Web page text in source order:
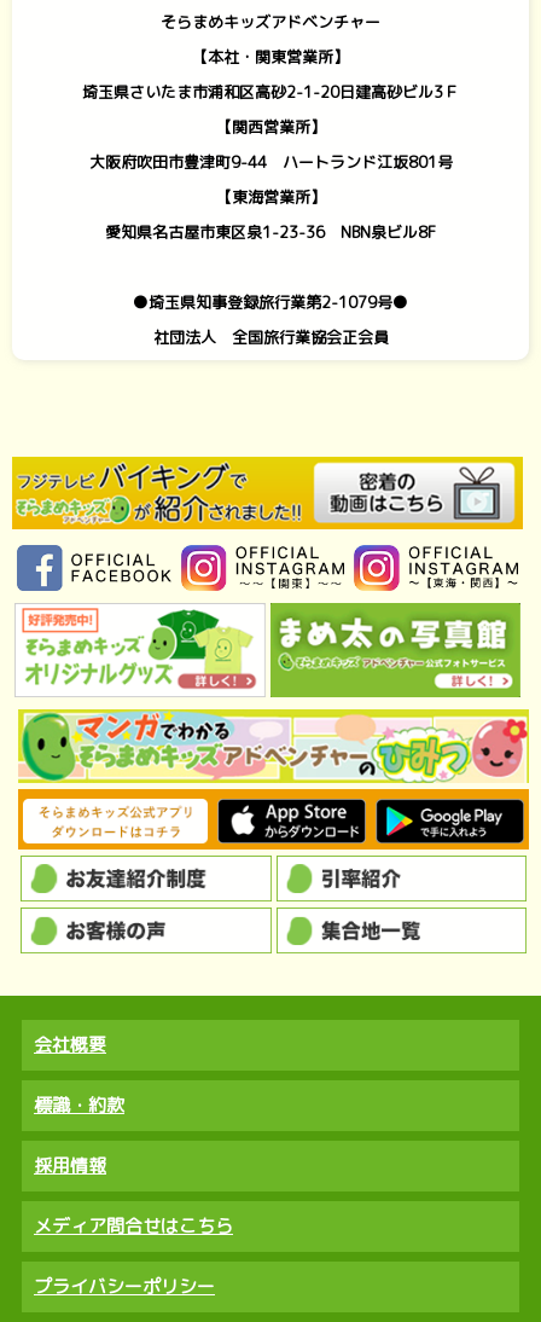
そらまめキッズアドベンチャー
【本社・関東営業所】
埼玉県さいたま市浦和区高砂2-1-20日建高砂ビル3Ｆ
【関西営業所】
大阪府吹田市豊津町9-44 ハートランド江坂801号
【東海営業所】
愛知県名古屋市東区泉1-23-36 NBN泉ビル8F
●埼玉県知事登録旅行業第2-1079号●
社団法人 全国旅行業協会正会員
会社概要
標識・約款
採用情報
メディア問合せはこちら
プライバシーポリシー